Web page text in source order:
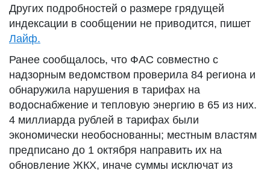
Других подробностей о размере грядущей
индексации в сообщении не приводится, пишет
Лайф.
Ранее сообщалось, что ФАС совместно с
надзорным ведомством проверила 84 региона и
обнаружила нарушения в тарифах на
водоснабжение и тепловую энергию в 65 из них.
4 миллиарда рублей в тарифах были
экономически необоснованны; местным властям
предписано до 1 октября направить их на
обновление ЖКХ, иначе суммы исключат из